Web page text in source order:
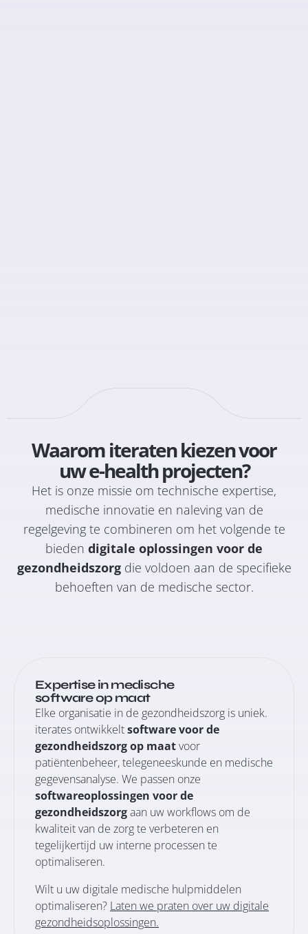
Waarom iteraten kiezen voor
uw e-health projecten?
Het is onze missie om technische expertise,
medische innovatie en naleving van de
regelgeving te combineren om het volgende te
bieden digitale oplossingen voor de
gezondheidszorgdie voldoen aan de specifieke
behoeften van de medische sector.
Expertise in medische
software op maat
Elke organisatie in de gezondheidszorg is uniek.
iterates ontwikkeltsoftware voor de
gezondheidszorg op maatvoor
patiëntenbeheer, telegeneeskunde en medische
gegevensanalyse. We passen onze
softwareoplossingen voor de
gezondheidszorgaan uw workflows om de
kwaliteit van de zorg te verbeteren en
tegelijkertijd uw interne processen te
optimaliseren.
Wilt u uw digitale medische hulpmiddelen
optimaliseren? Laten we praten over uw digitale
gezondheidsoplossingen.